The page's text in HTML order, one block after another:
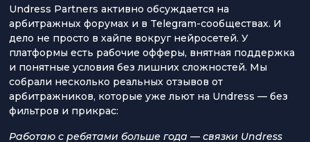
Undress Partners активно обсуждается на
арбитражных форумах и в Telegram-сообществах. И
дело не просто в хайпе вокруг нейросетей. У
платформы есть рабочие офферы, внятная поддержка
и понятные условия без лишних сложностей. Мы
собрали несколько реальных отзывов от
арбитражников, которые уже льют на Undress — без
фильтров и прикрас:
Работаю с ребятами больше года — связки Undress